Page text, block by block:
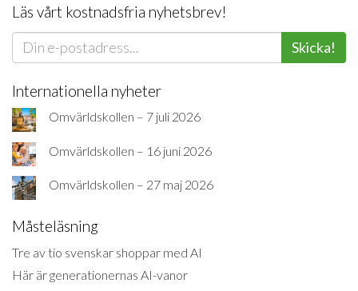
Läs vårt kostnadsfria nyhetsbrev!
Skicka!
Internationella nyheter
Omvärldskollen – 7 juli 2026
Omvärldskollen – 16 juni 2026
Omvärldskollen – 27 maj 2026
Måsteläsning
Tre av tio svenskar shoppar med AI
Här är generationernas AI-vanor